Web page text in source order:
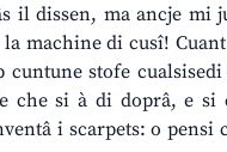
il dissen, ma ancje mi
machine di cusî!
stofe
che si à di doprâ, e
i scarpets: o pensi